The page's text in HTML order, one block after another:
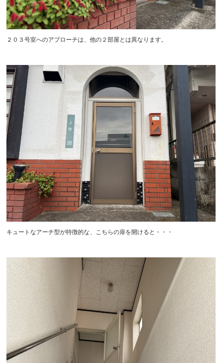
２０３号室へのアプローチは、他の２部屋とは異なります。
キュートなアーチ型が特徴的な、こちらの扉を開けると・・・